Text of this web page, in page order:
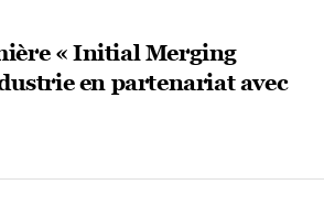
« Initial Merging
en partenariat avec